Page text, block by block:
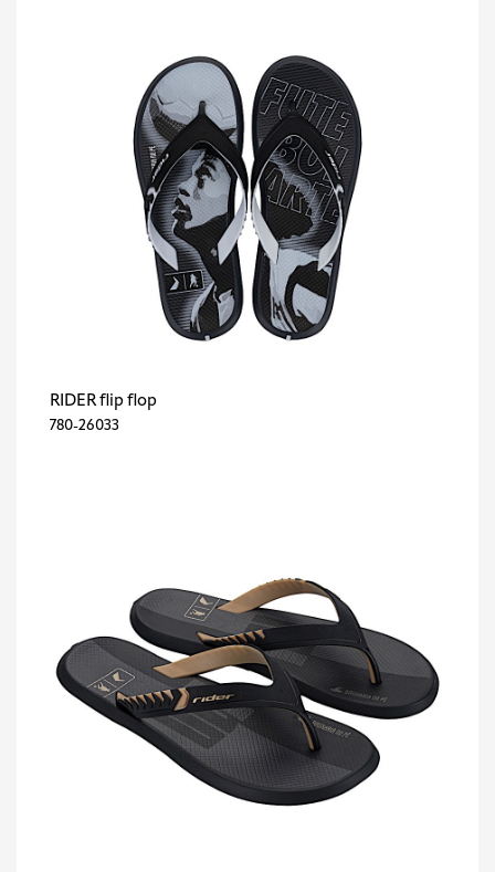
RIDER flip flop
780-26033